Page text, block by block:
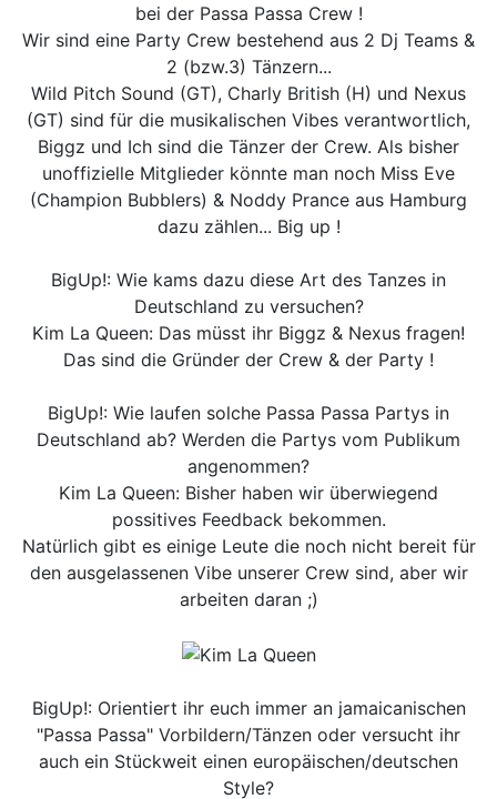
bei der Passa Passa Crew !
Wir sind eine Party Crew bestehend aus 2 Dj Teams &
2 (bzw.3) Tänzern...
Wild Pitch Sound (GT), Charly British (H) und Nexus
(GT) sind für die musikalischen Vibes verantwortlich,
Biggz und Ich sind die Tänzer der Crew. Als bisher
unoffizielle Mitglieder könnte man noch Miss Eve
(Champion Bubblers) & Noddy Prance aus Hamburg
dazu zählen... Big up !
BigUp!: Wie kams dazu diese Art des Tanzes in
Deutschland zu versuchen?
Kim La Queen: Das müsst ihr Biggz & Nexus fragen!
Das sind die Gründer der Crew & der Party !
BigUp!: Wie laufen solche Passa Passa Partys in
Deutschland ab? Werden die Partys vom Publikum
angenommen?
Kim La Queen: Bisher haben wir überwiegend
possitives Feedback bekommen.
Natürlich gibt es einige Leute die noch nicht bereit für
den ausgelassenen Vibe unserer Crew sind, aber wir
arbeiten daran ;)
BigUp!: Orientiert ihr euch immer an jamaicanischen
"Passa Passa" Vorbildern/Tänzen oder versucht ihr
auch ein Stückweit einen europäischen/deutschen
Style?